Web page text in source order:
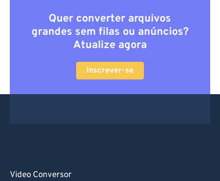
Quer converter arquivos
grandes sem filas ou anúncios?
Atualize agora
Inscrever-se
Video Conversor